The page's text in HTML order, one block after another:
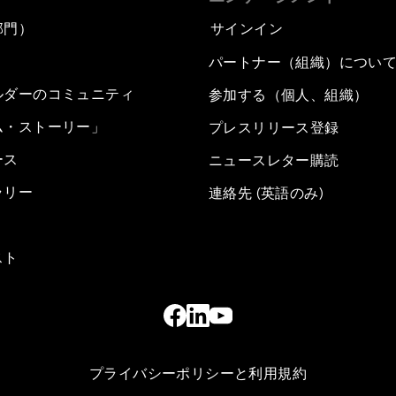
）
ーのコミュニティ
ストーリー」
リー
サインイン
パートナー（組織）につい
参加する（個人、組織）
プレスリリース登録
ニュースレター購読
連絡先 (英語のみ)
プライバシーポリシーと利用規約